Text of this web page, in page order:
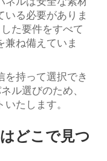
いる必要がありま
た要件をすべて
兼ね備えていま
を持って選択でき
ル選びのため、
たします。
どこで見つ